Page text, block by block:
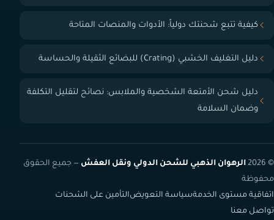
كيفية تتبع شحنتك دولياً: الأدوات والمنصات المتاحة
دليل التغليف الخشبي (Crating) للبضائع الثقيلة والحساسة
دليل شحن الأمتعة الشخصية والملابس: نصائح لتقليل التكلفة
وضمان السلامة
© 2026 الرهوان الذهبي للشحن الدولي ونقل العفش — جميع الحقوق
محفوظة
اتفاقية مستوى الخدمةسياسة التعويضالتأمين على الشحنات
تواصل معنا